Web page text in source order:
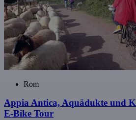
Rom
Appia Antica, Aquädukte und
E-Bike Tour